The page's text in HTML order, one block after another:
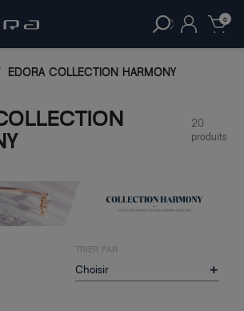
clear 0
EDORA COLLECTION HARMONY
20
produits
TRIER PAR :
Choisir 